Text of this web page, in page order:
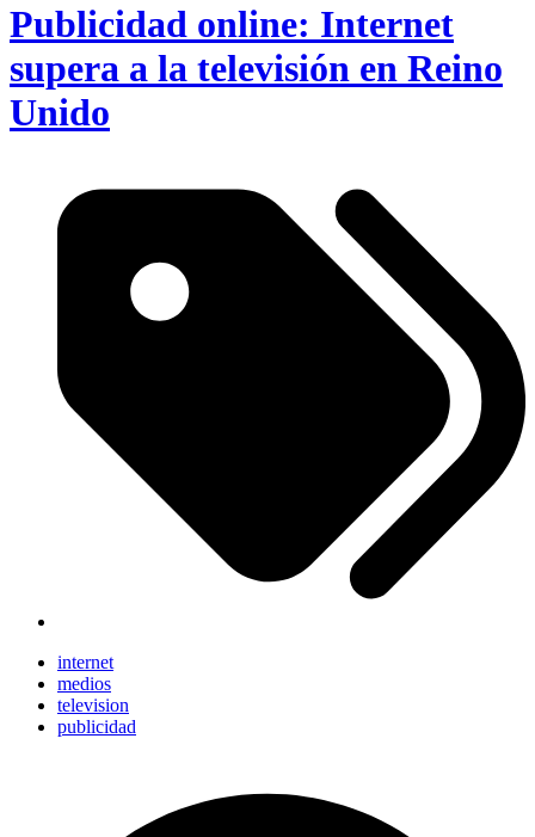
Publicidad online: Internet
supera a la televisión en Reino
Unido
internet
medios
television
publicidad